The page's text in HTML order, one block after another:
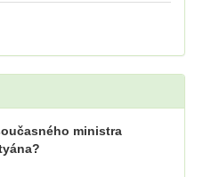
ministra